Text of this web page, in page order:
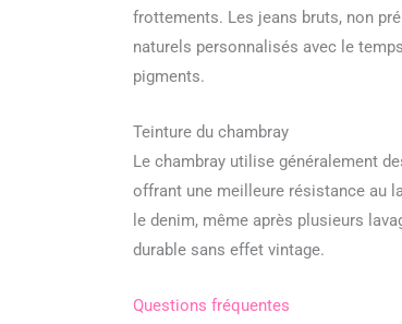
frottements. Les jeans bruts, non
naturels personnalisés avec le
pigments.
Teinture du chambray
Le chambray utilise généralement
offrant une meilleure résistance au
le denim, même après plusieurs
durable sans effet vintage.
Questions fréquentes